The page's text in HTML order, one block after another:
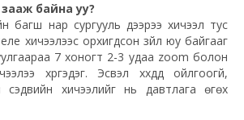
байна уу?
багш нар сургууль дээрээ хичээл тус
хичээлээс орхигдсон зүйл юу байгааг
7 хоногт 2-3 удаа zoom болон
хүргэдэг. Эсвэл хүүхдүүд ойлгоогүй,
сэдвийн хичээлийг нь давтлага өгөх